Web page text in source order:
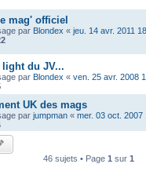
mag' officiel
par Blondex « jeu. 14 avr. 2011
light du JV...
par Blondex « ven. 25 avr. 2008
UK des mags
par jumpman « mer. 03 oct. 2007
46 sujets • Page 1 sur 1